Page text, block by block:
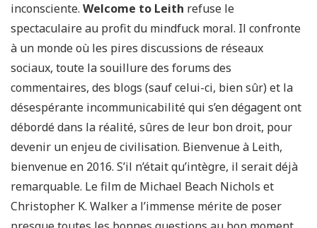
inconsciente. Welcome to Leith refuse le
spectaculaire au profit du mindfuck moral. Il confronte
à un monde où les pires discussions de réseaux
sociaux, toute la souillure des forums des
commentaires, des blogs (sauf celui-ci, bien sûr) et la
désespérante incommunicabilité qui s’en dégagent ont
débordé dans la réalité, sûres de leur bon droit, pour
devenir un enjeu de civilisation. Bienvenue à Leith,
bienvenue en 2016. S’il n’était qu’intègre, il serait déjà
remarquable. Le film de Michael Beach Nichols et
Christopher K. Walker a l’immense mérite de poser